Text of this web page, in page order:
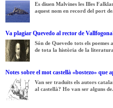
Es diuen Malvines les Illes
aquest nom en record del port
Va plagiar Quevedo al rector de
Són de Quevedo tots els
de tota la història de la
Notes sobre el mot castellà «bostezo» que
Van ser traduïts els autors
al castellà? Ho van ser alguns